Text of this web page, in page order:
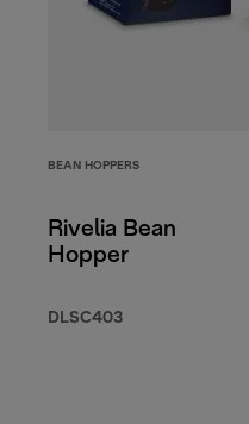
BEAN HOPPERS
Rivelia Bean
Hopper
DLSC403